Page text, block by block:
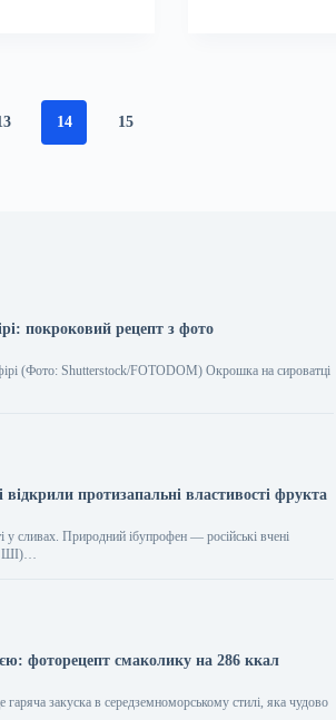
14 15
покроковий рецепт з фото
(Фото: Shutterstock/FOTODOM) Окрошка на сироватці
протизапальні властивості фрукта
у сливах. Природний ібупрофен — російські вчені
ШІ)…
фоторецепт смаколику на 286 ккал
закуска в середземноморському стилі, яка чудово